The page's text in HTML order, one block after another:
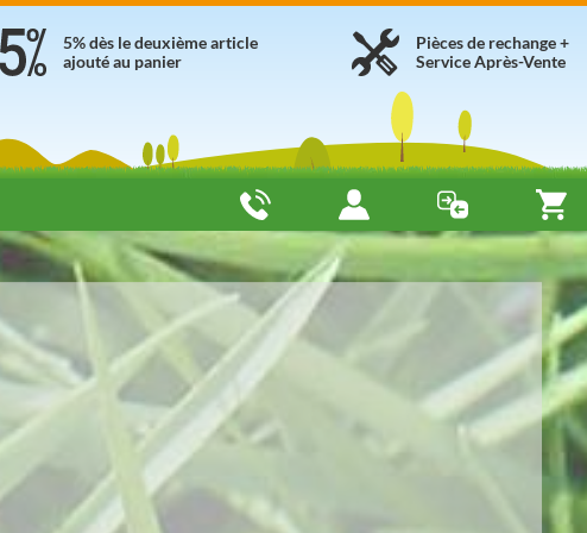
Pièces de rechange +
Service Après-Vente
5% dès le deuxième article
ajouté au panier